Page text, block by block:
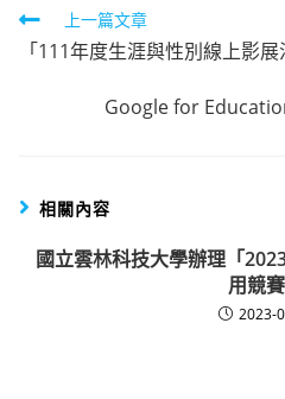
Read
more
上一篇文章
「111年度生涯與性別線上影展
Google for
相關內容
國立雲林科技大學辦理「
用競賽
2023-